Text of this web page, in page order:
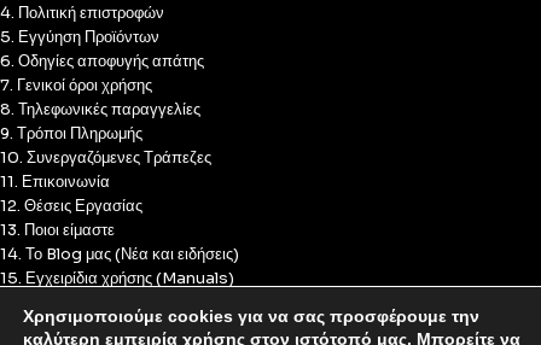
4. Πολιτική επιστροφών
5. Εγγύηση Προϊόντων
6. Οδηγίες αποφυγής απάτης
7. Γενικοί όροι χρήσης
8. Τηλεφωνικές παραγγελίες
9. Τρόποι Πληρωμής
10. Συνεργαζόμενες Τράπεζες
11. Επικοινωνία
12. Θέσεις Εργασίας
13. Ποιοι είμαστε
14. Το Blog μας (Νέα και ειδήσεις)
15. Εγχειρίδια χρήσης (Manuals)
17. Πολιτική Cookies
Χρησιμοποιούμε cookies για να σας προσφέρουμε την
καλύτερη εμπειρία χρήσης στον ιστότοπό μας. Μπορείτε να